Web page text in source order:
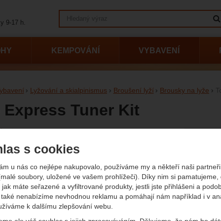
s cookies
u nás co nejlépe nakupovalo, používáme my a někteří naši partneři
soubory, uložené ve vašem prohlížeči). Díky nim si pamatujeme,
máte seřazené a vyfiltrované produkty, jestli jste přihlášeni a
nenabízíme nevhodnou reklamu a pomáhají nám například i v
k dalšímu zlepšování webu.
Lyžování a skialpinismus Broušení lyží Brousky na lyže
Express Tuner Kit
(
KEMPOVÁNÍ VYBAVENÍ
9-17 h.